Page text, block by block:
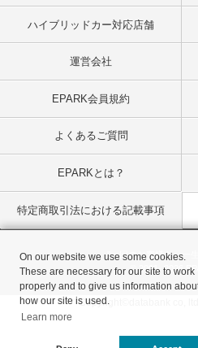
ハイブリッドカー対応店舗
運営会社
EPARK会員規約
よくあるご質問
EPARKとは？
特定商取引法における記載事項
"一回のお客様を、一
© 2001- 2026
Copyright©databank co,
On our website we use some cookies.
These are necessary for our site to work
properly and to give us information
how our site is used.
Learn more